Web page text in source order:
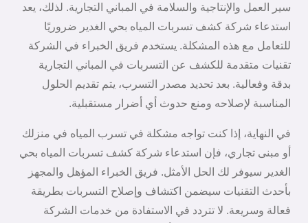
سير العمل والإنتاجية والسلامة في المباني التجارية. لذلك، يعد
استدعاء شركة كشف تسربات المياه بحي الغدير ضروريًا
للتعامل مع هذه المشكلة. يستخدم فريق الخبراء في الشركة
تقنيات متقدمة للكشف عن التسربات في المباني التجارية
بدقة وفعالية. بعد تحديد مصدر التسرب، يتم تقديم الحلول
المناسبة لإصلاحه ومنع حدوث أي أضرار مستقبلية.
في النهاية، إذا كنت تواجه مشكلة في تسرب المياه في منزلك
أو مبنى تجاري، فإن استدعاء شركة كشف تسربات المياه بحي
الغدير سيوفر لك الحل الأمثل. فريق الخبراء المؤهل والمجهز
بأحدث التقنيات سيضمن اكتشاف وإصلاح التسربات بطريقة
فعالة وسريعة. لا تتردد في الاستفادة من خدمات الشركة